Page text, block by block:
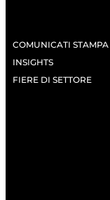
COMUNICATI STAMPA
INSIGHTS
FIERE DI SETTORE